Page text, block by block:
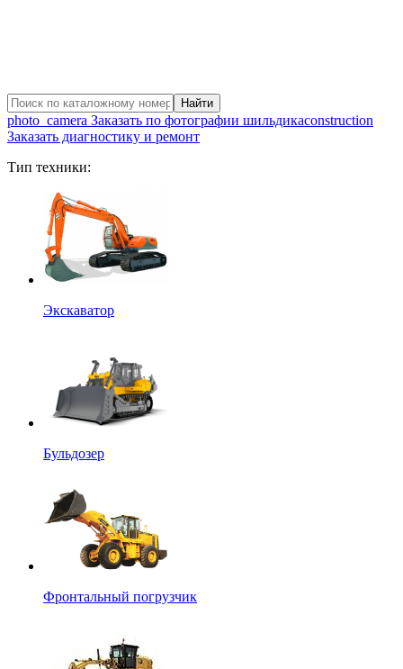
photo_camera Заказать по фотографии шильдикаconstruction
Заказать диагностику и ремонт
Тип техники:
Экскаватор
Бульдозер
Фронтальный погрузчик